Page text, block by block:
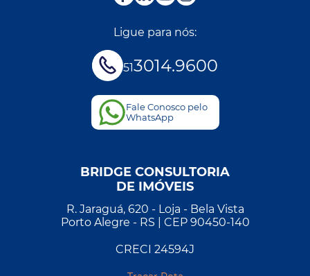
Ligue para nós:
513014.9600
Fale Conosco pelo
WhatsApp
BRIDGE CONSULTORIA
DE IMÓVEIS
R. Jaraguá, 620 - Loja - Bela Vista
Porto Alegre - RS | CEP 90450-140
CRECI 24594J